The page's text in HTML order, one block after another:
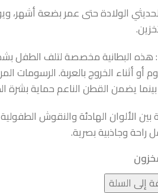
الولادة حتى عمر بضعة أشهر،
هذه البطانية مخصصة لتلف الطفل
أو أثناء الخروج بالعربة. الرسومات
بينما يضمن القطن الناعم حماية
بين الألوان الهادئة والنقوش
راحة وجاذبية بصرية.
إلى السلة